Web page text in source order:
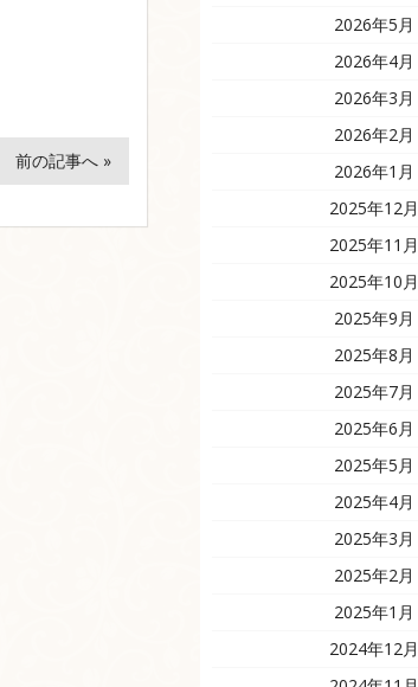
前の記事へ »
2026年5月
2026年4月
2026年3月
2026年2月
2026年1月
2025年12月
2025年11月
2025年10月
2025年9月
2025年8月
2025年7月
2025年6月
2025年5月
2025年4月
2025年3月
2025年2月
2025年1月
2024年12月